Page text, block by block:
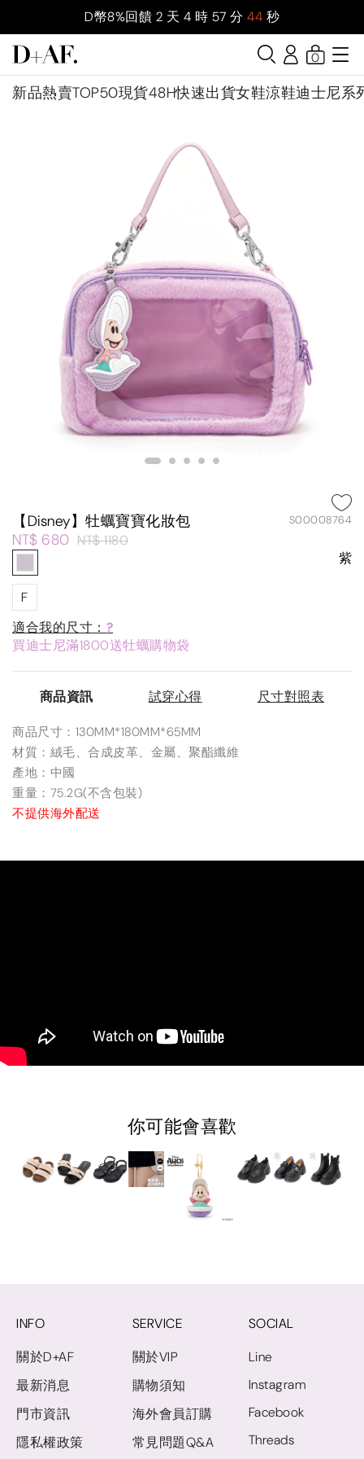
D幣8%回饋 2 天 4 時 57 分 44 秒
新品熱賣TOP50現貨48H快速出貨女鞋涼鞋迪士尼系
0
【Disney】牡蠣寶寶化妝包 S00008764
NT$ 680 NT$ 1180
紫
F
適合我的尺寸： ?
買迪士尼滿1800送牡蠣購物袋
商品資訊 試穿心得 尺寸對照表
商品尺寸：130MM*180MM*65MM
材質：絨毛、合成皮革、金屬、聚酯纖維
產地：中國
重量：75.2G(不含包裝)
不提供海外配送
你可能會喜歡
INFO
關於D+AF
最新消息
門市資訊
隱私權政策
SERVICE
關於VIP
購物須知
海外會員訂購
常見問題Q&A
SOCIAL
Line
Instagram
Facebook
Threads